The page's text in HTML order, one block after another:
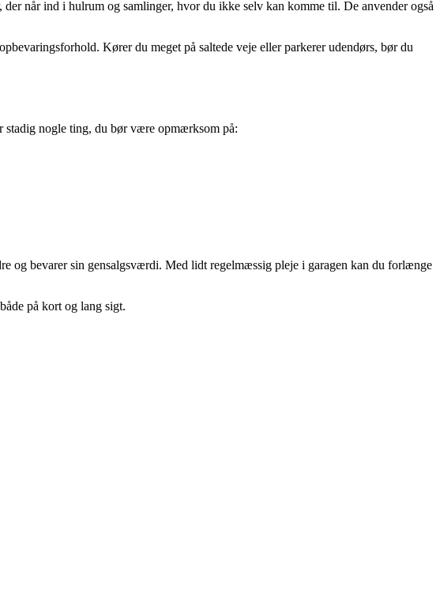
når ind i hulrum og samlinger, hvor du ikke selv kan komme til. De anvender også
Kører du meget på saltede veje eller parkerer udendørs, bør du
stadig nogle ting, du bør være opmærksom på:
og bevarer sin gensalgsværdi. Med lidt regelmæssig pleje i garagen kan du forlænge
på kort og lang sigt.